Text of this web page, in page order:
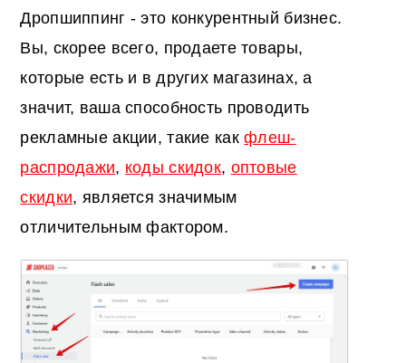
Дропшиппинг - это конкурентный бизнес.
Вы, скорее всего, продаете товары,
которые есть и в других магазинах, а
значит, ваша способность проводить
рекламные акции, такие какфлеш-
распродажи, коды скидок, оптовые
скидки, является значимым
отличительным фактором.